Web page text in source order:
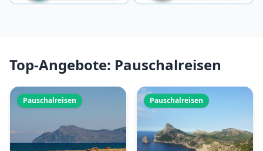
Top-Angebote: Pauschalreisen
Pauschalreisen Pauschalreisen